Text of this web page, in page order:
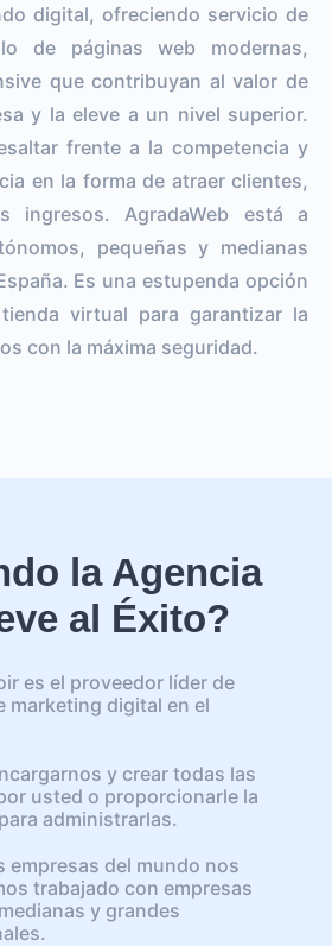
digital, ofreciendo servicio de
de páginas web modernas,
que contribuyan al valor de
y la eleve a un nivel superior.
frente a la competencia y
en la forma de atraer clientes,
ingresos. AgradaWeb está a
pequeñas y medianas
Es una estupenda opción
virtual para garantizar la
con la máxima seguridad.
la Agencia
al Éxito?
es el proveedor líder de
marketing digital en el
y crear todas las
usted o proporcionarle la
administrarlas.
empresas del mundo nos
trabajado con empresas
y grandes